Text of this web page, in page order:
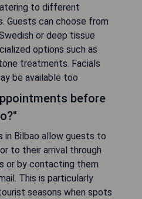
to different
Guests can choose from
or deep tissue
options such as
treatments. Facials
be available too
before
in Bilbao allow guests to
to their arrival through
or by contacting them
This is particularly
seasons when spots